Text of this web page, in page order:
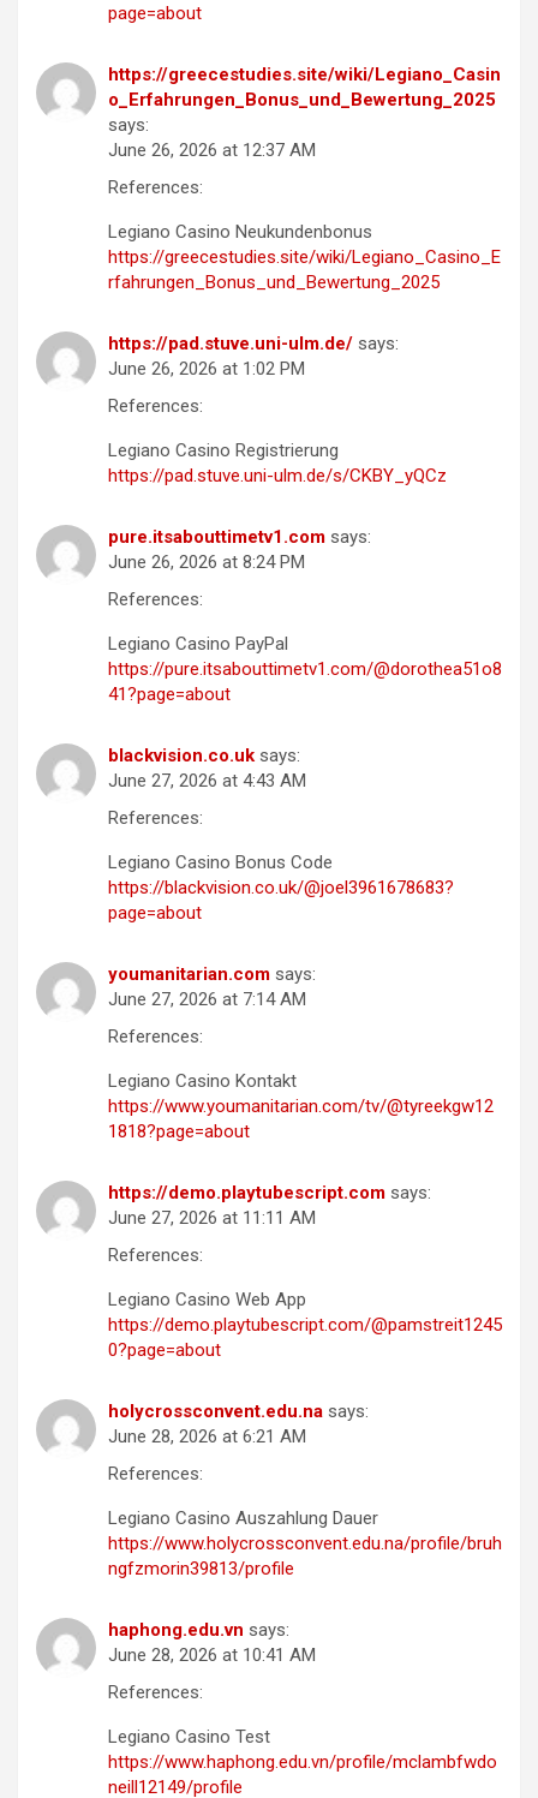
page=about
https://greecestudies.site/wiki/Legiano_Casin
o_Erfahrungen_Bonus_und_Bewertung_2025
says:
June 26, 2026 at 12:37 AM
References:
Legiano Casino Neukundenbonus
https://greecestudies.site/wiki/Legiano_Casino_E
rfahrungen_Bonus_und_Bewertung_2025
https://pad.stuve.uni-ulm.de/ says:
June 26, 2026 at 1:02 PM
References:
Legiano Casino Registrierung
https://pad.stuve.uni-ulm.de/s/CKBY_yQCz
pure.itsabouttimetv1.com says:
June 26, 2026 at 8:24 PM
References:
Legiano Casino PayPal
https://pure.itsabouttimetv1.com/@dorothea51o8
41?page=about
blackvision.co.uk says:
June 27, 2026 at 4:43 AM
References:
Legiano Casino Bonus Code
https://blackvision.co.uk/@joel3961678683?
page=about
youmanitarian.com says:
June 27, 2026 at 7:14 AM
References:
Legiano Casino Kontakt
https://www.youmanitarian.com/tv/@tyreekgw12
1818?page=about
https://demo.playtubescript.com says:
June 27, 2026 at 11:11 AM
References:
Legiano Casino Web App
https://demo.playtubescript.com/@pamstreit1245
0?page=about
holycrossconvent.edu.na says:
June 28, 2026 at 6:21 AM
References:
Legiano Casino Auszahlung Dauer
https://www.holycrossconvent.edu.na/profile/bruh
ngfzmorin39813/profile
haphong.edu.vn says:
June 28, 2026 at 10:41 AM
References:
Legiano Casino Test
https://www.haphong.edu.vn/profile/mclambfwdo
neill12149/profile